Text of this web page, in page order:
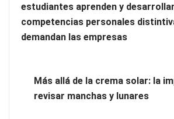
Harvard Business Impact presenta
nuevo enfoque sobre cómo los estudiantes
estudiantes aprenden y
competencias personales
demandan las empresas
Más allá de la crema solar: la
revisar manchas y lunares